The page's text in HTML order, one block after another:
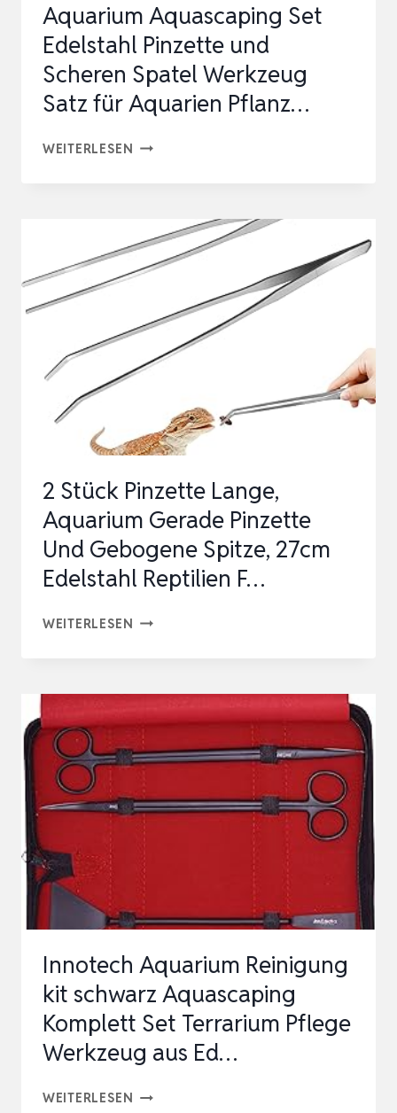
Aquarium Aquascaping Set
Edelstahl Pinzette und
Scheren Spatel Werkzeug
Satz für Aquarien Pflanz…
WEITERLESEN AQUARIUM
EDELSTAHL
PINZETTE
UND
SCHEREN
SPATEL
WERKZEUG
AQUARIEN
2 Stück Pinzette Lange,
Aquarium Gerade Pinzette
Und Gebogene Spitze, 27cm
Edelstahl Reptilien F…
WEITERLESEN 2
AQUARIUM
GERADE
UND
GEBOGENE
SPITZE,
27CM
EDELSTAHL
F…
Innotech Aquarium Reinigung
kit schwarz Aquascaping
Komplett Set Terrarium Pflege
Werkzeug aus Ed…
WEITERLESEN INNOTECH